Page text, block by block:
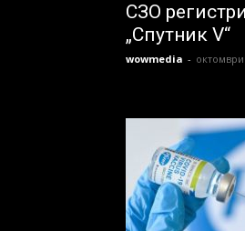
СЗО
„Спутник V“
wowmedia - октомври